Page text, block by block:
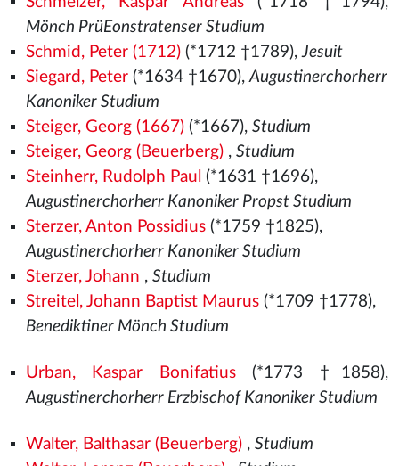
Mönch PrüEonstratenser Studium
Schmid, Peter (1712)(*1712 †1789),Jesuit
Siegard, Peter(*1634 †1670),Augustinerchorherr
Kanoniker Studium
Steiger, Georg (1667)(*1667), Studium
Steiger, Georg (Beuerberg), Studium
Steinherr, Rudolph Paul (*1631 †1696),
Augustinerchorherr Kanoniker Propst Studium
Sterzer, Anton Possidius(*1759 †1825),
Augustinerchorherr Kanoniker Studium
Sterzer, Johann , Studium
Streitel, Johann Baptist Maurus(*1709 †1778),
Benediktiner Mönch Studium
Urban, Kaspar Bonifatius(*1773 †1858),
Augustinerchorherr Erzbischof Kanoniker Studium
Walter, Balthasar (Beuerberg), Studium